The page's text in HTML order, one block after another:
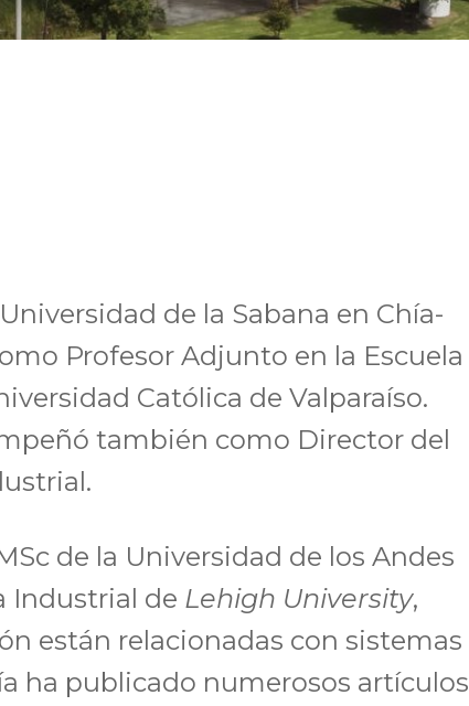
de la Sabana en Chía-
Profesor Adjunto en la Escuela
Católica de Valparaíso.
también como Director del
de la Universidad de los Andes
Industrial de Lehigh University,
están relacionadas con sistemas
ha publicado numerosos artículos